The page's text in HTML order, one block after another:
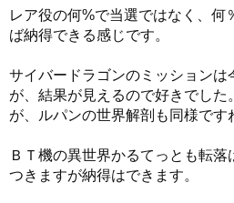
レア役の何%で当選ではなく、何
ば納得できる感じです。
サイバードラゴンのミッションは
が、結果が見えるので好きでした
が、ルパンの世界解剖も同様です
ＢＴ機の異世界かるてっとも転
つきますが納得はできます。